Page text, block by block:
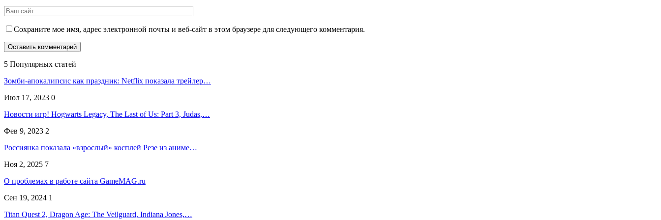
Сохраните мое имя, адрес электронной почты и веб-сайт в этом браузере для следующего комментария.
5 Популярных статей
Зомби-апокалипсис как праздник: Netflix показала трейлер…
Июл 17, 2023 0
Новости игр! Hogwarts Legacy, The Last of Us: Part 3, Judas,…
Фев 9, 2023 2
Россиянка показала «взрослый» косплей Резе из аниме…
Ноя 2, 2025 7
О проблемах в работе сайта GameMAG.ru
Сен 19, 2024 1
Titan Quest 2, Dragon Age: The Veilguard, Indiana Jones,…